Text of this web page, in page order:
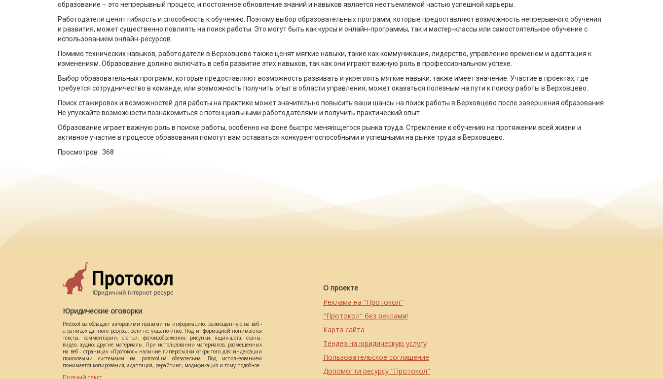
образование – это непрерывный процесс, и постоянное обновление знаний и навыков является неотъемлемой частью успешной карьеры.
Работодатели ценят гибкость и способность к обучению. Поэтому выбор образовательных программ, которые предоставляют возможность непрерывного обучения
и развития, может существенно повлиять на поиск работы. Это могут быть как курсы и онлайн-программы, так и мастер-классы или самостоятельное обучение с
использованием онлайн-ресурсов.
Помимо технических навыков, работодатели в Верховцево также ценят мягкие навыки, такие как коммуникация, лидерство, управление временем и адаптация к
изменениям. Образование должно включать в себя развитие этих навыков, так как они играют важную роль в профессиональном успехе.
Выбор образовательных программ, которые предоставляют возможность развивать и укреплять мягкие навыки, также имеет значение. Участие в проектах, где
требуется сотрудничество в команде, или возможность получить опыт в области управления, может оказаться полезным на пути к поиску работы в Верховцево.
Поиск стажировок и возможностей для работы на практике может значительно повысить ваши шансы на поиск работы в Верховцево после завершения образования.
Не упускайте возможности познакомиться с потенциальными работодателями и получить практический опыт.
Образование играет важную роль в поиске работы, особенно на фоне быстро меняющегося рынка труда. Стремление к обучению на протяжении всей жизни и
активное участие в процессе образования помогут вам оставаться конкурентоспособными и успешными на рынке труда в Верховцево.
Просмотров : 368
Юридические оговорки
Protocol.ua обладает авторскими правами на информацию, размещенную на веб -
страницах данного ресурса, если не указано иное. Под информацией понимаются
тексты, комментарии, статьи, фотоизображения, рисунки, ящик-шота, сканы,
видео, аудио, другие материалы. При использовании материалов, размещенных
на веб - страницах «Протокол» наличие гиперссылки открытого для индексации
поисковыми системами на protocol.ua обязательна. Под использованием
понимается копирования, адаптация, рерайтинг, модификация и тому подобное.
Полный текст
О проекте
Реклама на "Протокол"
"Протокол" без реклами!
Карта сайта
Тендер на юридическую услугу
Пользовательское соглашение
Допомогти ресурсу "Протокол"